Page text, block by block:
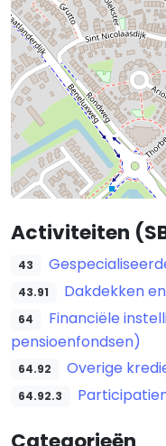
Activiteiten
43
43.91 Dakdekken
64
Financiële
pensioenfondsen)
64.92 Overige
64.92.3